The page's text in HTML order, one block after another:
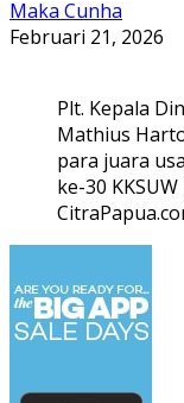
Maka Cunha
Februari 21, 2026
Plt. Kepala
Mathius
para juara
ke-30